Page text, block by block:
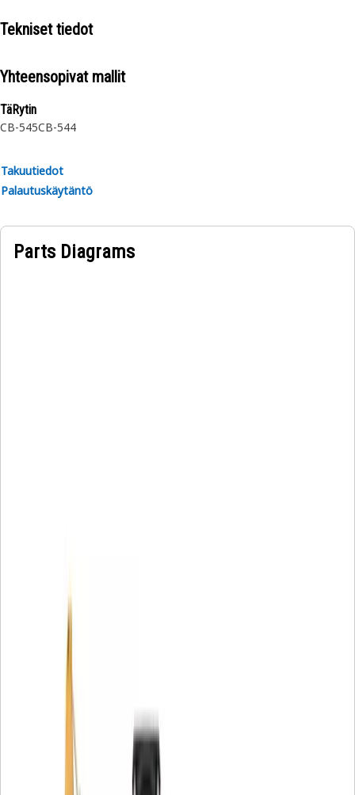
Tekniset tiedot
Yhteensopivat mallit
TäRytin
CB-545CB-544
Takuutiedot
Palautuskäytäntö
Parts Diagrams